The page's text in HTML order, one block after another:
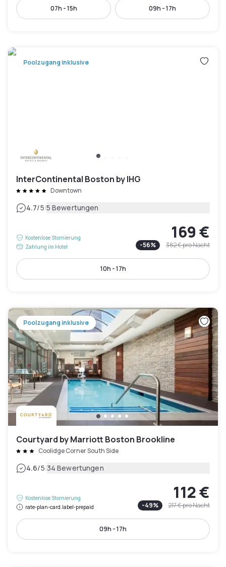
07h - 15h 09h - 17h
Poolzugang inklusive
InterContinental Boston by IHG
Downtown
4.7/5|5 Bewertungen
Kostenlose Stornierung
Zahlung im Hotel
169 €
-56% 382 €pro Nacht
10h - 17h
Poolzugang inklusive
Courtyard by Marriott Boston Brookline
Coolidge Corner South Side
4.6/5|34 Bewertungen
Kostenlose Stornierung
rate-plan-card.label-prepaid
112 €
-49% 217 €pro Nacht
09h - 17h